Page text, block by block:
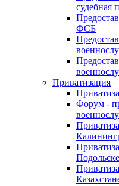
судебная
ФСБ
Приватизация
Форум -
Подольске